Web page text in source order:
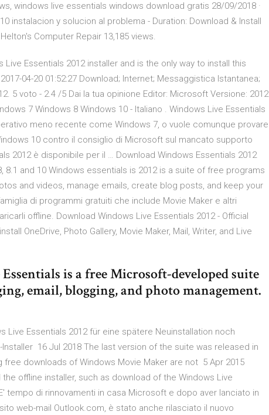
windows live essentials windows download gratis 28/09/2018 ·
instalacion y solucion al problema - Duration: Download & Install
Computer Repair 13,185 views.
Essentials 2012 installer and is the only way to install this
04-20 01:52:27 Download; Internet; Messaggistica Istantanea;
5 voto - 2.4 /5 Dai la tua opinione Editor: Microsoft Versione: 2012
7 Windows 8 Windows 10 - Italiano . Windows Live Essentials
meno recente come Windows 7, o vuole comunque provare
10 contro il consiglio di Microsoft sul mancato supporto
2012 è disponibile per il … Download Windows Essentials 2012
8.1 and 10 Windows essentials is 2012 is a suite of free programs
and videos, manage emails, create blog posts, and keep your
di programmi gratuiti che include Movie Maker e altri
offline. Download Windows Live Essentials 2012 - Official
OneDrive, Photo Gallery, Movie Maker, Mail, Writer, and Live
is a free Microsoft-developed suite
email, blogging, and photo management.
Live Essentials 2012 für eine spätere Neuinstallation noch
16 Jul 2018 The last version of the suite was released in
free downloads of Windows Movie Maker are not 5 Apr 2015
offline installer, such as download of the Windows Live
tempo di rinnovamenti in casa Microsoft e dopo aver lanciato in
web-mail Outlook.com, è stato anche rilasciato il nuovo